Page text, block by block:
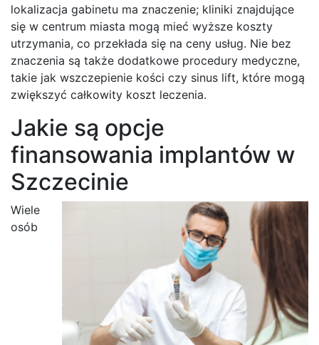
lokalizacja gabinetu ma znaczenie; kliniki znajdujące
się w centrum miasta mogą mieć wyższe koszty
utrzymania, co przekłada się na ceny usług. Nie bez
znaczenia są także dodatkowe procedury medyczne,
takie jak wszczepienie kości czy sinus lift, które mogą
zwiększyć całkowity koszt leczenia.
Jakie są opcje
finansowania implantów w
Szczecinie
Wiele
osób